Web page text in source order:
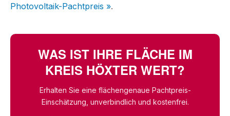
Photovoltaik-Pachtpreis ».
WAS IST IHRE FLÄCHE IM
KREIS HÖXTER WERT?
Erhalten Sie eine flächengenaue Pachtpreis-
Einschätzung, unverbindlich und kostenfrei.